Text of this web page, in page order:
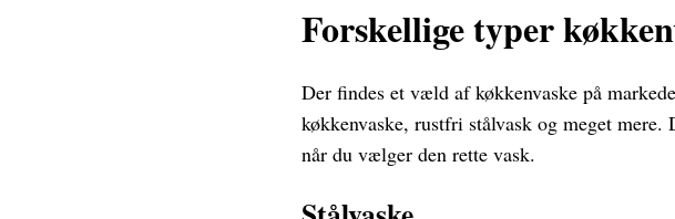
Forskellige typer
Der findes et væld af køkkenvaske på
køkkenvaske, rustfri stålvask og meget
når du vælger den rette vask.